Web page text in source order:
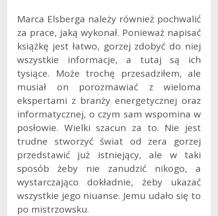
Marca Elsberga należy również pochwalić
za prace, jaką wykonał. Ponieważ napisać
książkę jest łatwo, gorzej zdobyć do niej
wszystkie informacje, a tutaj są ich
tysiące. Może trochę przesadziłem, ale
musiał on porozmawiać z wieloma
ekspertami z branży energetycznej oraz
informatycznej, o czym sam wspomina w
posłowie. Wielki szacun za to. Nie jest
trudne stworzyć świat od zera gorzej
przedstawić już istniejący, ale w taki
sposób żeby nie zanudzić nikogo, a
wystarczająco dokładnie, żeby ukazać
wszystkie jego niuanse. Jemu udało się to
po mistrzowsku.